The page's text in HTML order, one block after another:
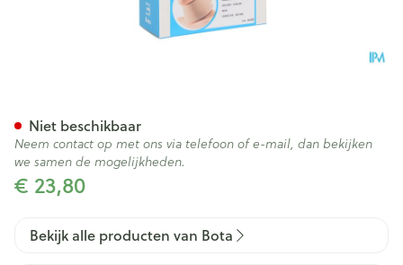
€ 23,80
Niet beschikbaar
Neem contact op met ons via telefoon of e-mail, dan bekijken
we samen de mogelijkheden.
Bekijk alle producten van Bota